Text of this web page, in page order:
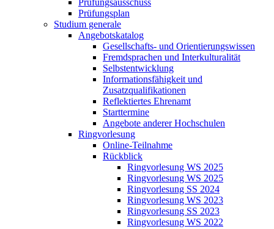
Prüfungsausschuss
Prüfungsplan
Studium generale
Angebotskatalog
Gesellschafts- und Orientierungswissen
Fremdsprachen und Interkulturalität
Selbstentwicklung
Informationsfähigkeit und
Zusatzqualifikationen
Reflektiertes Ehrenamt
Starttermine
Angebote anderer Hochschulen
Ringvorlesung
Online-Teilnahme
Rückblick
Ringvorlesung WS 2025
Ringvorlesung WS 2025
Ringvorlesung SS 2024
Ringvorlesung WS 2023
Ringvorlesung SS 2023
Ringvorlesung WS 2022